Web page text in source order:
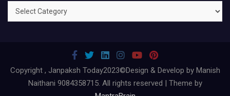
Categories
Copyright , Janpaksh Today2023©Design & Develop by Manish
Naithani 9084358715. All rights reserved | Theme by